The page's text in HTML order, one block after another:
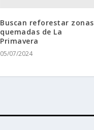
Buscan reforestar zonas
quemadas de La
Primavera
05/07/2024